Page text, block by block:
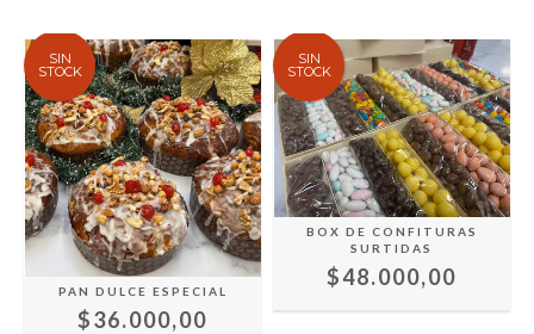
SIN
STOCK
PAN DULCE ESPECIAL
$36.000,00
SIN
STOCK
BOX DE CONFITURAS
SURTIDAS
$48.000,00